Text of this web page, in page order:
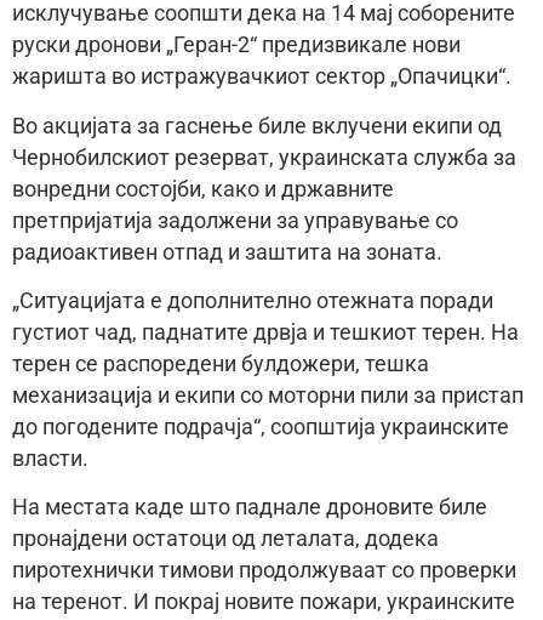
исклучување соопшти дека на 14 мај соборените
руски дронови „Геран-2“ предизвикале нови
жаришта во истражувачкиот сектор „Опачицки“.
Во акцијата за гаснење биле вклучени екипи од
Чернобилскиот резерват, украинската служба за
вонредни состојби, како и државните
претпријатија задолжени за управување со
радиоактивен отпад и заштита на зоната.
„Ситуацијата е дополнително отежната поради
густиот чад, паднатите дрвја и тешкиот терен. На
терен се распоредени булдожери, тешка
механизација и екипи со моторни пили за пристап
до погодените подрачја“, соопштија украинските
власти.
На местата каде што паднале дроновите биле
пронајдени остатоци од леталата, додека
пиротехнички тимови продолжуваат со проверки
на теренот. И покрај новите пожари, украинските